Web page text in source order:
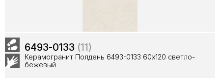
6493-0133 (11)
Керамогранит Полдень 6493-0133 60х120 светло-
бежевый